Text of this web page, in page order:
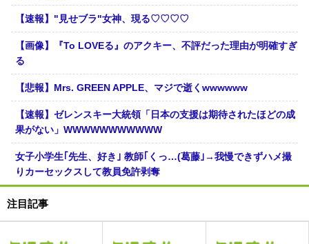
【速報】"見せブラ"女神、現る♡♡♡♡
【画像】『To LOVEる』のアクキー、不評だった理由が明確すぎ
る
【悲報】Mrs. GREEN APPLE、マジで逝くwwwwww
【速報】ゼレンスキー大統領「日本の支援は期待されたほどの成
果がない」WWWWWWWWWWW
女子小学生｢先生、好き｣ 教師｢くっ…(葛藤｣→我慢できずハメ撮
りカーセックスして教員免許剥奪
注目記事